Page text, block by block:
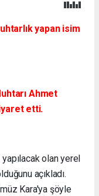
yapan isim
Ahmet
etti.
olan yerel
açıkladı.
Kara'ya şöyle